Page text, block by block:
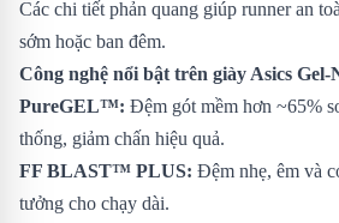
Các chi tiết phản quang giúp runner an
sớm hoặc ban đêm.
Công nghệ nổi bật trên giày Asics Gel-
PureGEL™: Đệm gót mềm hơn ~65%
thống, giảm chấn hiệu quả.
FF BLAST™ PLUS: Đệm nhẹ, êm và
tưởng cho chạy dài.